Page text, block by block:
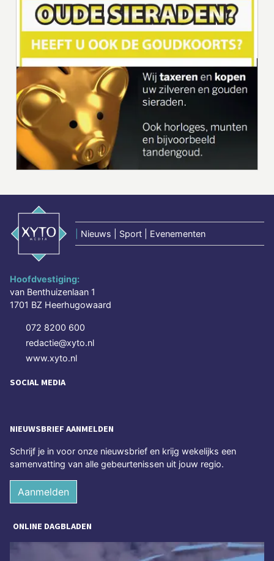
Nieuws | Sport | Evenementen
Hoofdvestiging:
van Benthuizenlaan 1
1701 BZ Heerhugowaard
072 8200 600
redactie@xyto.nl
www.xyto.nl
SOCIAL MEDIA
NIEUWSBRIEF AANMELDEN
Schrijf je in voor onze nieuwsbrief en krijg wekelijks een
samenvatting van alle gebeurtenissen uit jouw regio.
Aanmelden
ONLINE DAGBLADEN